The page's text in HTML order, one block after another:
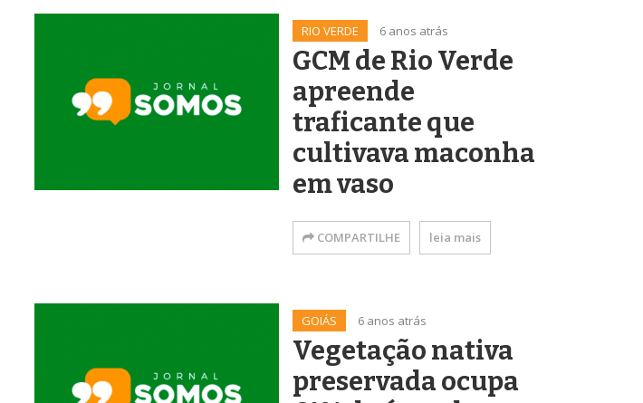
RIO VERDE 6 anos atrás
GCM de Rio Verde
apreende
traficante que
cultivava maconha
em vaso
COMPARTILHE leia mais
GOIÁS 6 anos atrás
Vegetação nativa
preservada ocupa